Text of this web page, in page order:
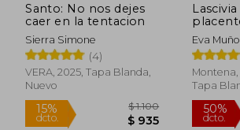
40%
dcto.
$ 2.122
$ 1.273
Santo: No nos dejes
caer en la tentacion
Sierra Simone
(4)
VERA, 2025, Tapa Blanda,
Nuevo
Eva
Montena,
Tapa